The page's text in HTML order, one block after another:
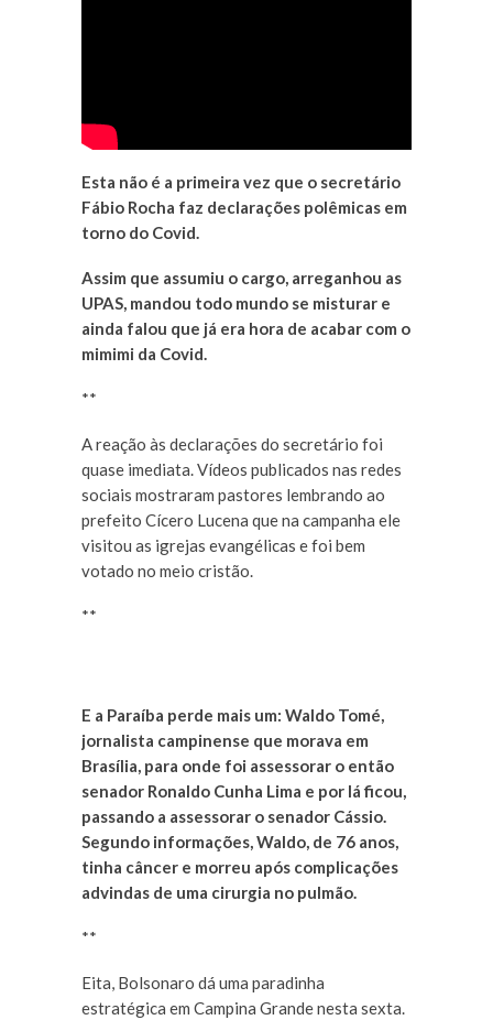
Esta não é a primeira vez que o secretário
Fábio Rocha faz declarações polêmicas em
torno do Covid.
Assim que assumiu o cargo, arreganhou as
UPAS, mandou todo mundo se misturar e
ainda falou que já era hora de acabar com o
mimimi da Covid.
**
A reação às declarações do secretário foi
quase imediata. Vídeos publicados nas redes
sociais mostraram pastores lembrando ao
prefeito Cícero Lucena que na campanha ele
visitou as igrejas evangélicas e foi bem
votado no meio cristão.
**
E a Paraíba perde mais um: Waldo Tomé,
jornalista campinense que morava em
Brasília, para onde foi assessorar o então
senador Ronaldo Cunha Lima e por lá ficou,
passando a assessorar o senador Cássio.
Segundo informações, Waldo, de 76 anos,
tinha câncer e morreu após complicações
advindas de uma cirurgia no pulmão.
**
Eita, Bolsonaro dá uma paradinha
estratégica em Campina Grande nesta sexta.